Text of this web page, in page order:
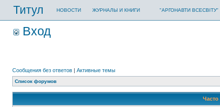
Титул НОВОСТИ ЖУРНАЛЫ И КНИГИ "АРГОНАВТИ ВСЕСВІТУ"
Вход
Сообщения без ответов | Активные темы
Список форумов